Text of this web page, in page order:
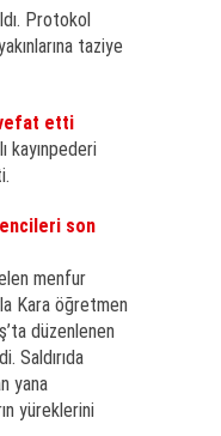
Protokol
taziye
vefat etti
kayınpederi
son
menfur
Kara öğretmen
düzenlenen
Saldırıda
yana
yüreklerini